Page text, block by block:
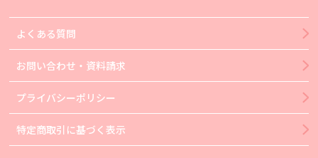
よくある質問
お問い合わせ・資料請求
プライバシーポリシー
特定商取引に基づく表示